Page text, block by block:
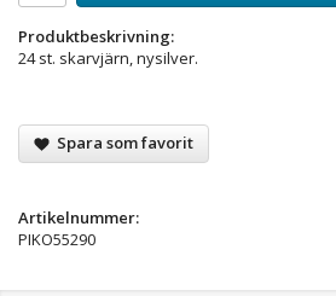
Produktbeskrivning:
24 st. skarvjärn, nysilver.
Spara som favorit
Artikelnummer:
PIKO55290